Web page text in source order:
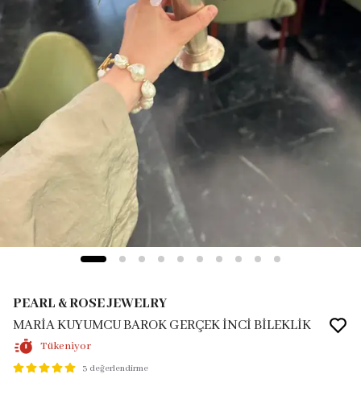
PEARL & ROSE JEWELRY
MARİA KUYUMCU BAROK GERÇEK İNCİ BİLEKLİK
Tükeniyor
3 değerlendirme